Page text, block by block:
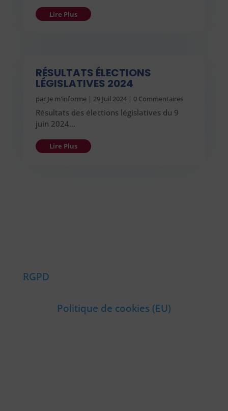
Lire Plus
RÉSULTATS ÉLECTIONS
LÉGISLATIVES 2024
par Je m'informe| 29 Juil 2024| 0 Commentaires
Résultats des élections législatives du 9
juin 2024…
Lire Plus
RGPD
Politique de cookies (EU)